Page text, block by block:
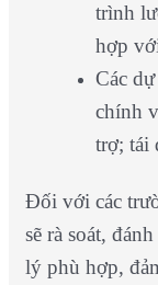
trình
hợp
Các
chính
trợ; tái
Đối với các
sẽ rà soát,
lý phù hợp,